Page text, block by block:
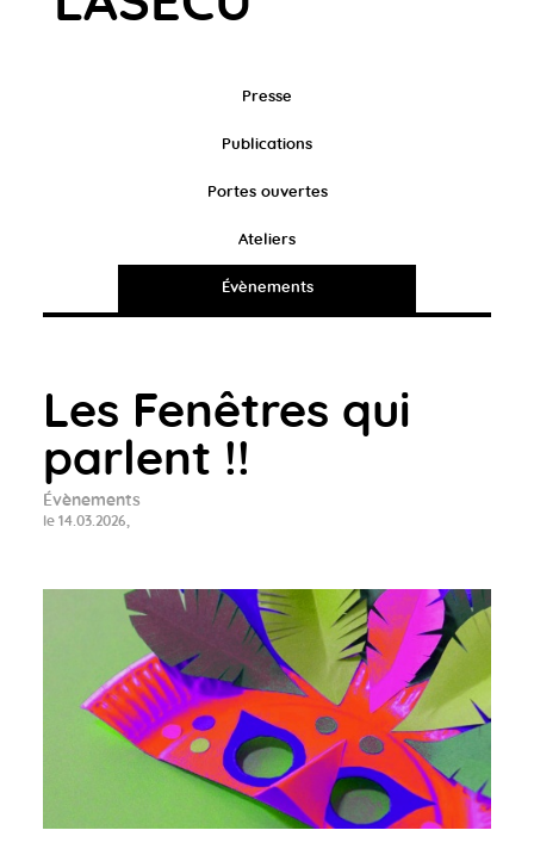
Presse
Publications
Portes ouvertes
Ateliers
Évènements
Les Fenêtres qui
parlent !!
Évènements
le 14.03.2026,